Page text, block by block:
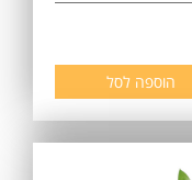
הוספה לסל